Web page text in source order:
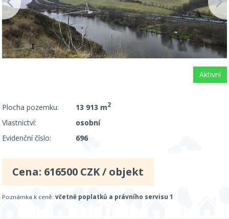
Aktivní
Plocha pozemku: 13 913 m2
Vlastnictví:
osobní
Evidenční číslo:
696
Cena: 616500 CZK / objekt
Poznámka k ceně:včetně poplatků a právního servisu 1